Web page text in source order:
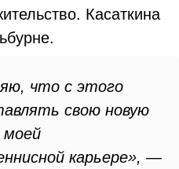
Касаткина
что с этого
свою новую
моей
карьере», —